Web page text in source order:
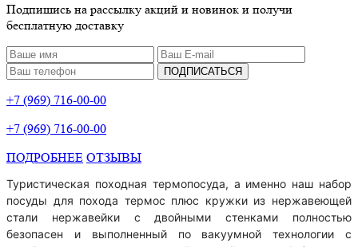
Подпишись на рассылку акций и новинок и получи
бесплатную доставку
ПОДПИСАТЬСЯ
+7 (969) 716-00-00
+7 (969) 716-00-00
ПОДРОБНЕЕ ОТЗЫВЫ
Туристическая походная термопосуда, а именно наш набор
посуды для похода термос плюс кружки из нержавеющей
стали нержавейки с двойными стенками полностью
безопасен и выполненный по вакуумной технологии с